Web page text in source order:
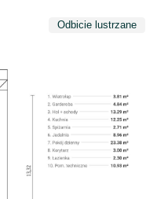
Odbicie lustrzane